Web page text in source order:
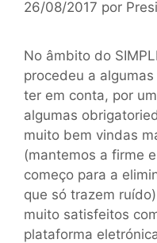
26/08/2017 por
No âmbito do
procedeu a
ter em conta, por
algumas
muito bem vindas
(mantemos a firme
começo para a
que só trazem
muito satisfeitos
plataforma